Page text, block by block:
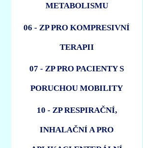
METABOLISMU
06 - ZP PRO KOMPRESIVNÍ
TERAPII
07 - ZP PRO PACIENTY S
PORUCHOU MOBILITY
10 - ZP RESPIRAČNÍ,
INHALAČNÍ A PRO